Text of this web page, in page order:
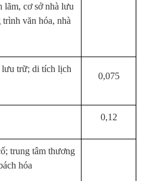
lãm, cơ sở nhà lưu
văn hóa, nhà
lưu trữ; di tích lịch
0,075
0,12
trung tâm thương
hóa